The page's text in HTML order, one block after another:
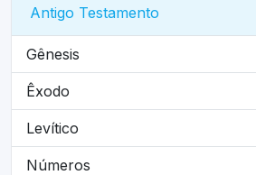
Antigo Testamento
Gênesis
Êxodo
Levítico
Números